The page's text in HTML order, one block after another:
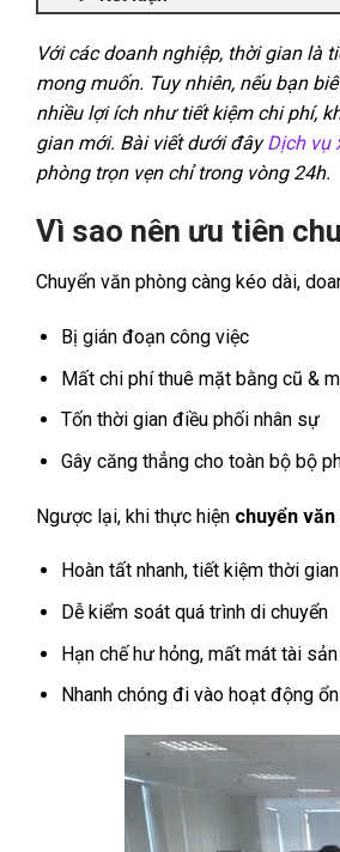
Với các doanh nghiệp, thời gian là
mong muốn. Tuy nhiên, nếu bạn
nhiều lợi ích như tiết kiệm chi phí,
gian mới. Bài viết dưới đâyDịch vụ
phòng trọn vẹn chỉ trong vòng 24h.
Vì sao nên ưu tiên
Chuyển văn phòng càng kéo dài,
Bị gián đoạn công việc
Mất chi phí thuê mặt bằng cũ &
Tốn thời gian điều phối nhân sự
Gây căng thẳng cho toàn bộ bộ
Ngược lại, khi thực hiện chuyển
Hoàn tất nhanh, tiết kiệm thời gian
Dễ kiểm soát quá trình di chuyển
Hạn chế hư hỏng, mất mát tài sản
Nhanh chóng đi vào hoạt động